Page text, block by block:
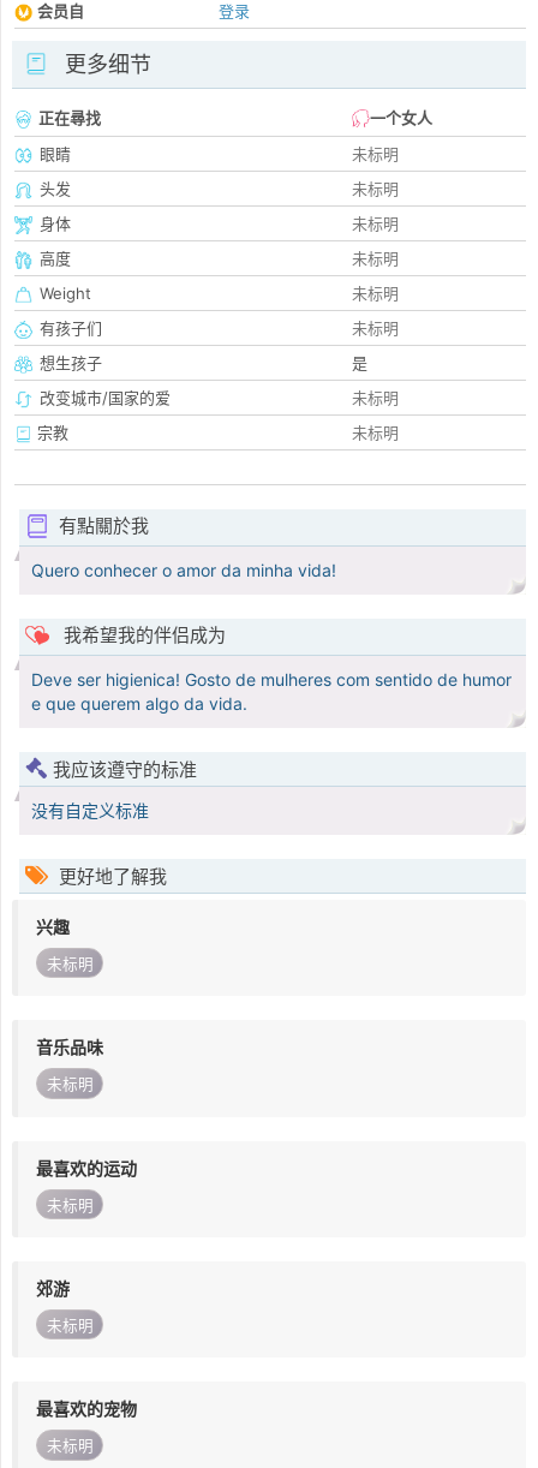
会员自
登录
更多细节
正在尋找
一个女人
眼睛
未标明
头发
未标明
身体
未标明
高度
未标明
Weight
未标明
有孩子们
未标明
想生孩子
是
改变城市/国家的爱
未标明
宗教
未标明
有點關於我
Quero conhecer o amor da minha vida!
我希望我的伴侣成为
Deve ser higienica! Gosto de mulheres com sentido de humor
e que querem algo da vida.
我应该遵守的标准
没有自定义标准
更好地了解我
兴趣
未标明
音乐品味
未标明
最喜欢的运动
未标明
郊游
未标明
最喜欢的宠物
未标明